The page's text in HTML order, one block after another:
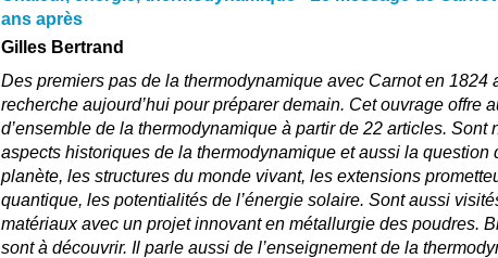
ans après
Gilles Bertrand
Des premiers pas de la thermodynamique avec Carnot en 1824
recherche aujourd’hui pour préparer demain. Cet ouvrage offre
d’ensemble de la thermodynamique à partir de 22 articles. Sont
aspects historiques de la thermodynamique et aussi la question
planète, les structures du monde vivant, les extensions
quantique, les potentialités de l’énergie solaire. Sont aussi
matériaux avec un projet innovant en métallurgie des poudres.
sont à découvrir. Il parle aussi de l’enseignement de la